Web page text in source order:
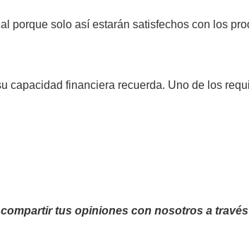
porque solo así estarán satisfechos con los
capacidad financiera recuerda. Uno de los
tus opiniones con nosotros a